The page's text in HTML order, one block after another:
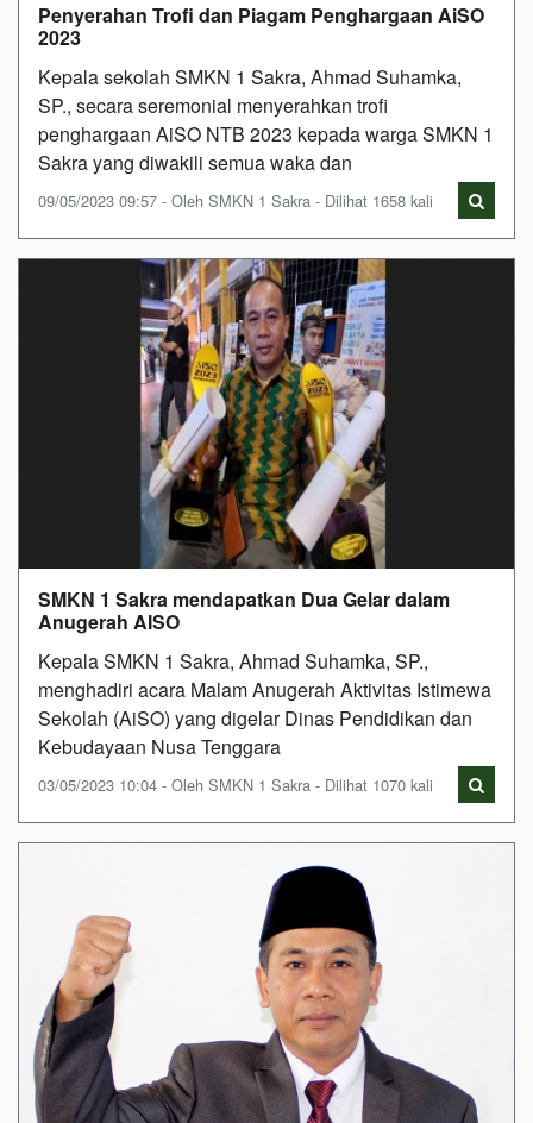
Penyerahan Trofi dan Piagam Penghargaan AiSO
2023
Kepala sekolah SMKN 1 Sakra, Ahmad Suhamka,
SP., secara seremonial menyerahkan trofi
penghargaan AiSO NTB 2023 kepada warga SMKN 1
Sakra yang diwakili semua waka dan
09/05/2023 09:57 - Oleh SMKN 1 Sakra - Dilihat 1658 kali
SMKN 1 Sakra mendapatkan Dua Gelar dalam
Anugerah AISO
Kepala SMKN 1 Sakra, Ahmad Suhamka, SP.,
menghadiri acara Malam Anugerah Aktivitas Istimewa
Sekolah (AiSO) yang digelar Dinas Pendidikan dan
Kebudayaan Nusa Tenggara
03/05/2023 10:04 - Oleh SMKN 1 Sakra - Dilihat 1070 kali